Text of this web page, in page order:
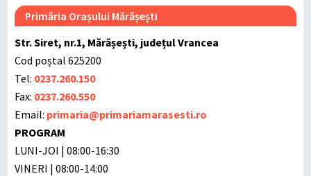
Primăria Orașului Mărășești
Str. Siret, nr.1, Mărășești, județul Vrancea
Cod poștal 625200
Tel: 0237.260.150
Fax: 0237.260.550
Email: primaria@primariamarasesti.ro
PROGRAM
LUNI-JOI | 08:00-16:30
VINERI | 08:00-14:00